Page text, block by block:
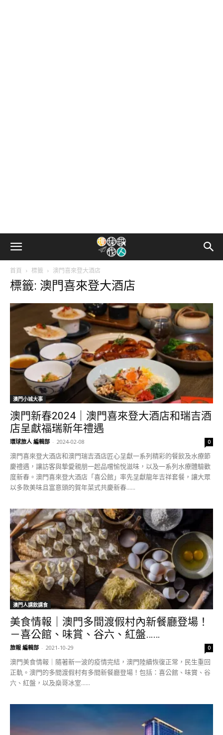
首頁 標籤 澳門喜來登大酒店
標籤: 澳門喜來登大酒店
澳門小城大事
澳門新春2024｜澳門喜來登大酒店和瑞吉酒
店呈獻福瑞新年禮遇
環球旅人 編輯部 - 2024-02-08 0
澳門喜來登大酒店和澳門瑞吉酒店匠心呈獻一系列精彩的餐飲及水療節
慶禮遇，讓訪客與摯愛親朋一起品嚐愉悅滋味，以及一系列水療體驗歡
度新春。澳門喜來登大酒店「喜公館」率先呈獻龍年吉祥套餐，讓大眾
以多款美味且富意頭的賀年菜式共慶新春......
澳門人講飲講食
美食情報｜澳門多間渡假村內新餐廳登場！
－喜公館、味賞、谷六、紅盤……
旅報 編輯部 - 2021-10-29 0
澳門美食情報｜隨著新一波的疫情完結，澳門陸續恢復正常，民生重回
正軌。澳門的多間渡假村有多間新餐廳登場！包括：喜公館、味賞、谷
六、紅盤，以及燊哥冰室......